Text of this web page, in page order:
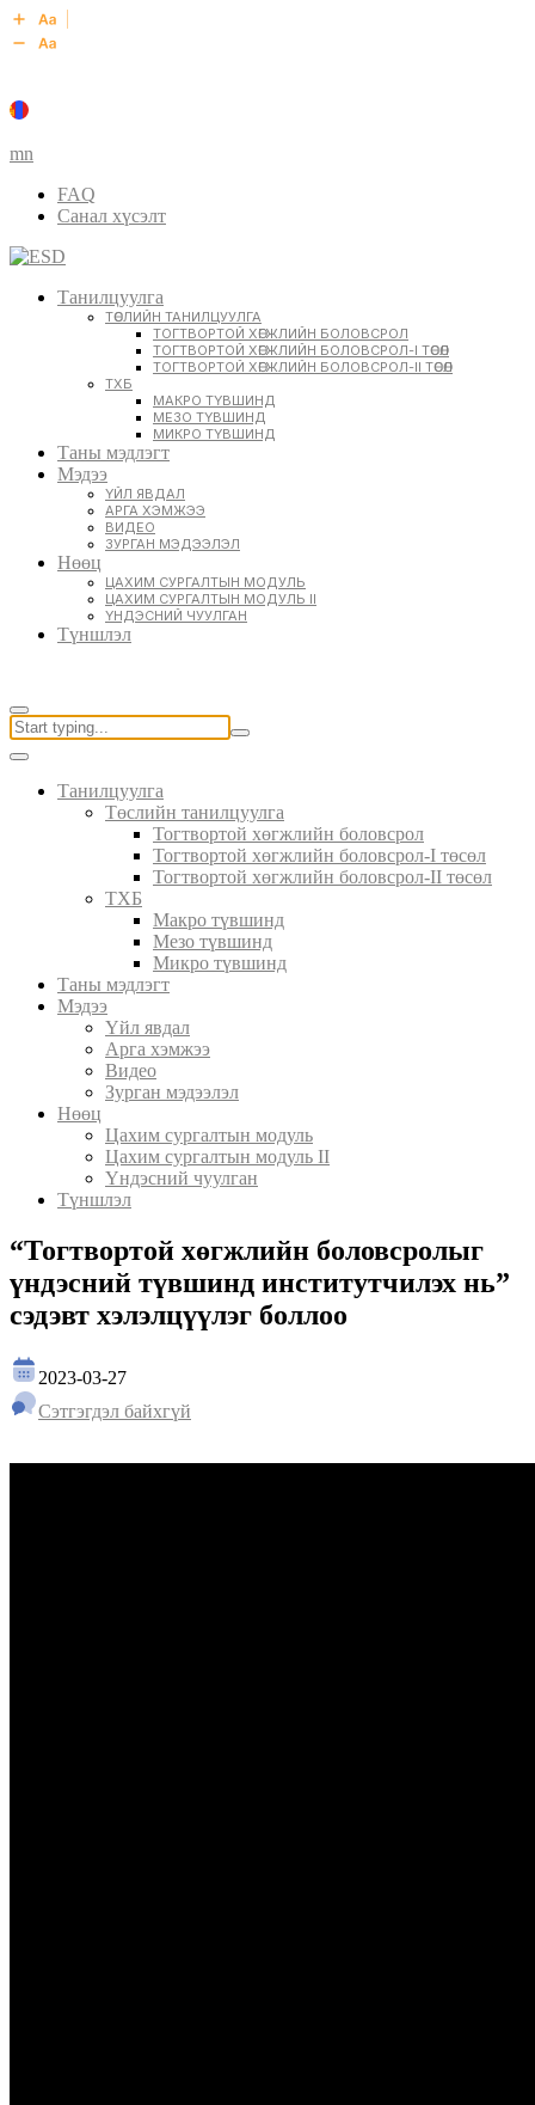
mn
FAQ
Санал хүсэлт
Танилцуулга
ТӨСЛИЙН ТАНИЛЦУУЛГА
ТОГТВОРТОЙ ХӨГЖЛИЙН БОЛОВСРОЛ
ТОГТВОРТОЙ ХӨГЖЛИЙН БОЛОВСРОЛ-I ТӨСӨЛ
ТОГТВОРТОЙ ХӨГЖЛИЙН БОЛОВСРОЛ-II ТӨСӨЛ
ТХБ
МАКРО ТҮВШИНД
МЕЗО ТҮВШИНД
МИКРО ТҮВШИНД
Таны мэдлэгт
Мэдээ
ҮЙЛ ЯВДАЛ
АРГА ХЭМЖЭЭ
ВИДЕО
ЗУРГАН МЭДЭЭЛЭЛ
Нөөц
ЦАХИМ СУРГАЛТЫН МОДУЛЬ
ЦАХИМ СУРГАЛТЫН МОДУЛЬ II
ҮНДЭСНИЙ ЧУУЛГАН
Түншлэл
Танилцуулга
Төслийн танилцуулга
Тогтвортой хөгжлийн боловсрол
Тогтвортой хөгжлийн боловсрол-I төсөл
Тогтвортой хөгжлийн боловсрол-II төсөл
ТХБ
Макро түвшинд
Мезо түвшинд
Микро түвшинд
Таны мэдлэгт
Мэдээ
Үйл явдал
Арга хэмжээ
Видео
Зурган мэдээлэл
Нөөц
Цахим сургалтын модуль
Цахим сургалтын модуль II
Үндэсний чуулган
Түншлэл
“Тогтвортой хөгжлийн боловсролыг
үндэсний түвшинд институтчилэх нь”
сэдэвт хэлэлцүүлэг боллоо
2023-03-27
Сэтгэгдэл байхгүй